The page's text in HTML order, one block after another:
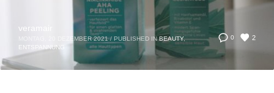
0 2
veramair
MONTAG, 20 DEZEMBER 2021 / PUBLISHED IN BEAUTY,
ENTSPANNUNG